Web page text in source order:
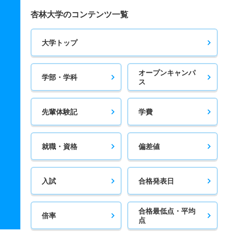
杏林大学のコンテンツ一覧
大学トップ
学部・学科
オープンキャンパ
ス
先輩体験記 学費
就職・資格 偏差値
入試 合格発表日
倍率
合格最低点・平均
点